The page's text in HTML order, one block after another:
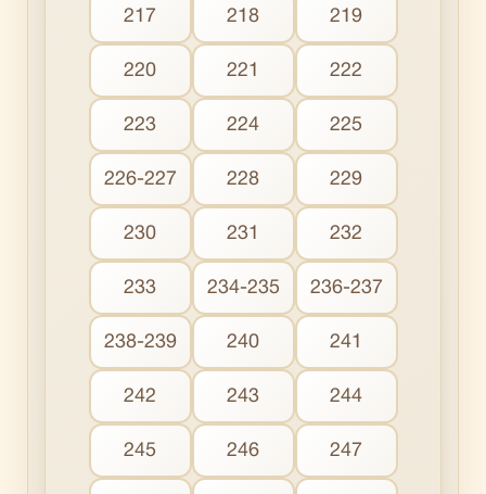
217 218 219
220 221 222
223 224 225
226-227 228 229
230 231 232
233 234-235 236-237
238-239 240 241
242 243 244
245 246 247